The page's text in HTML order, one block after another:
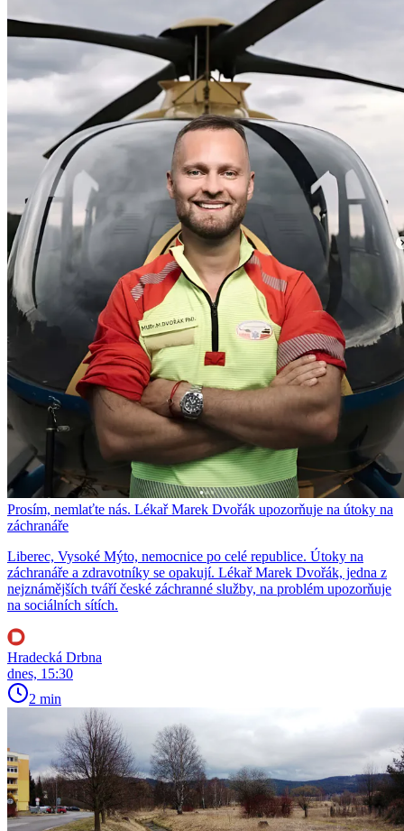
Prosím, nemlaťte nás. Lékař Marek Dvořák upozorňuje na útoky na
záchranáře
Liberec, Vysoké Mýto, nemocnice po celé republice. Útoky na
záchranáře a zdravotníky se opakují. Lékař Marek Dvořák, jedna z
nejznámějších tváří české záchranné služby, na problém upozorňuje
na sociálních sítích.
Hradecká Drbna
dnes, 15:30
2 min